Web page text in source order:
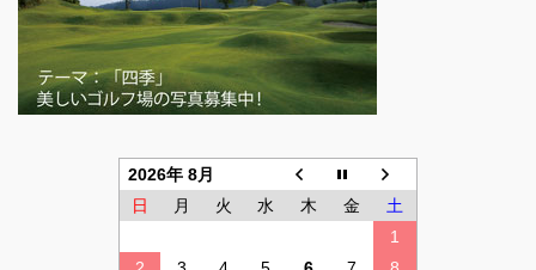
2026年 8月
日
月 火 水 木 金
土
1